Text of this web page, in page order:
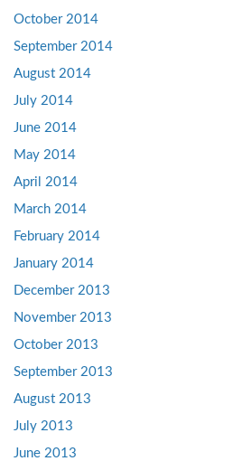
October 2014
September 2014
August 2014
July 2014
June 2014
May 2014
April 2014
March 2014
February 2014
January 2014
December 2013
November 2013
October 2013
September 2013
August 2013
July 2013
June 2013